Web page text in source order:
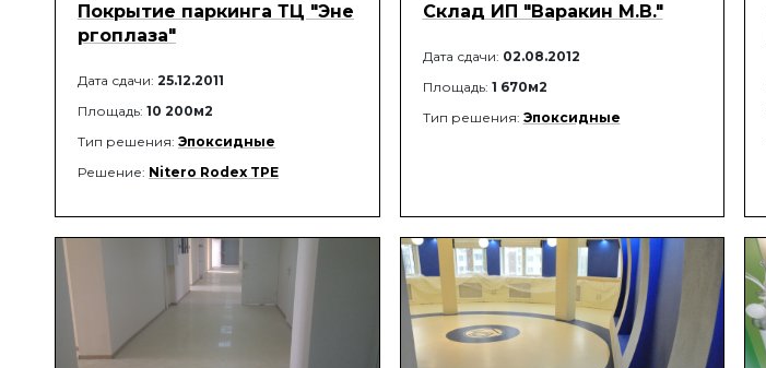
Покрытие паркинга ТЦ "Эне
ргоплаза"
Дата сдачи: 25.12.2011
Площадь: 10 200м2
Тип решения: Эпоксидные
Решение: Nitero Rodex TPE
Склад ИП "Варакин М.В."
Дата сдачи: 02.08.2012
Площадь: 1 670м2
Тип решения: Эпоксидные